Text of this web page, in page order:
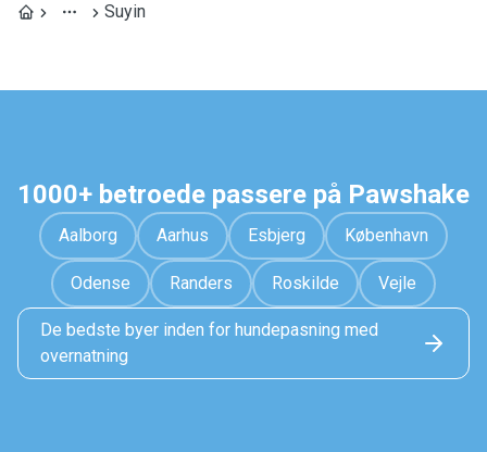
Suyin
1000+ betroede passere på Pawshake
Aalborg Aarhus Esbjerg København
Odense Randers Roskilde Vejle
De bedste byer inden for hundepasning med
overnatning